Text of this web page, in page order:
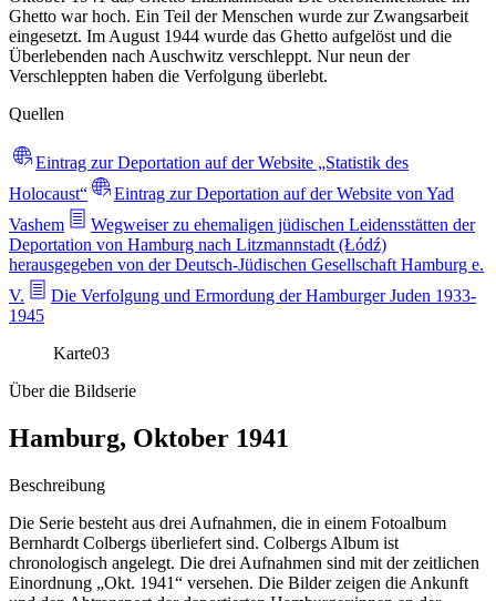
Ghetto war hoch. Ein Teil der Menschen wurde zur Zwangsarbeit
eingesetzt. Im August 1944 wurde das Ghetto aufgelöst und die
Überlebenden nach Auschwitz verschleppt. Nur neun der
Verschleppten haben die Verfolgung überlebt.
Quellen
Eintrag zur Deportation auf der Website „Statistik des
Holocaust“
Eintrag zur Deportation auf der Website von Yad
Vashem
Wegweiser zu ehemaligen jüdischen Leidensstätten der
Deportation von Hamburg nach Litzmannstadt (Łódź)
herausgegeben von der Deutsch-Jüdischen Gesellschaft Hamburg e.
V.
Die Verfolgung und Ermordung der Hamburger Juden 1933-
1945
Karte03
Über die Bildserie
Hamburg, Oktober 1941
Beschreibung
Die Serie besteht aus drei Aufnahmen, die in einem Fotoalbum
Bernhardt Colbergs überliefert sind. Colbergs Album ist
chronologisch angelegt. Die drei Aufnahmen sind mit der zeitlichen
Einordnung „Okt. 1941“ versehen. Die Bilder zeigen die Ankunft